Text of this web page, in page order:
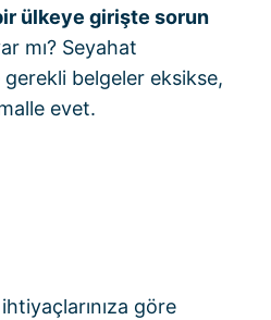
ülkeye girişte sorun
mı? Seyahat
belgeler eksikse,
evet.
göre